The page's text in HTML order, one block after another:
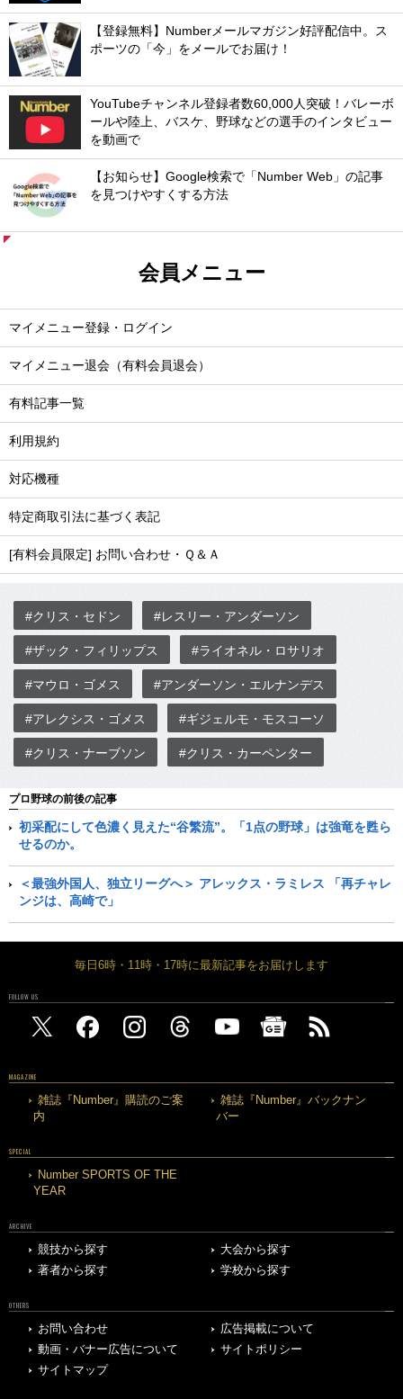
【登録無料】Numberメールマガジン好評配信中。ス
ポーツの「今」をメールでお届け！
YouTubeチャンネル登録者数60,000人突破！バレーボ
ールや陸上、バスケ、野球などの選手のインタビュー
を動画で
【お知らせ】Google検索で「Number Web」の記事
を見つけやすくする方法
会員メニュー
マイメニュー登録・ログイン
マイメニュー退会（有料会員退会）
有料記事一覧
利用規約
対応機種
特定商取引法に基づく表記
[有料会員限定] お問い合わせ・Ｑ＆Ａ
#クリス・セドン #レスリー・アンダーソン
#ザック・フィリップス #ライオネル・ロサリオ
#マウロ・ゴメス #アンダーソン・エルナンデス
#アレクシス・ゴメス #ギジェルモ・モスコーソ
#クリス・ナーブソン #クリス・カーペンター
プロ野球の前後の記事
初采配にして色濃く見えた“谷繁流”。「1点の野球」は強竜を甦ら
せるのか。
＜最強外国人、独立リーグへ＞ アレックス・ラミレス 「再チャレ
ンジは、高崎で」
毎日6時・11時・17時に最新記事をお届けします
FOLLOW US
MAGAZINE
雑誌『Number』購読のご案
内
雑誌『Number』バックナン
バー
SPECIAL
Number SPORTS OF THE
YEAR
ARCHIVE
競技から探す
大会から探す
著者から探す
学校から探す
OTHERS
お問い合わせ
広告掲載について
動画・バナー広告について
サイトポリシー
サイトマップ